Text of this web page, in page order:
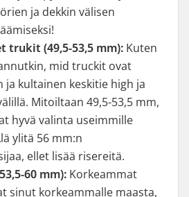
ja dekkin välisen
trukit (49,5-53,5 mm): Kuten
mid truckit ovat
ja kultainen keskitie high ja
Mitoiltaan 49,5-53,5 mm,
hyvä valinta useimmille
ylitä 56 mm:n
ellet lisää risereitä.
60 mm): Korkeammat
sinut korkeammalle maasta,